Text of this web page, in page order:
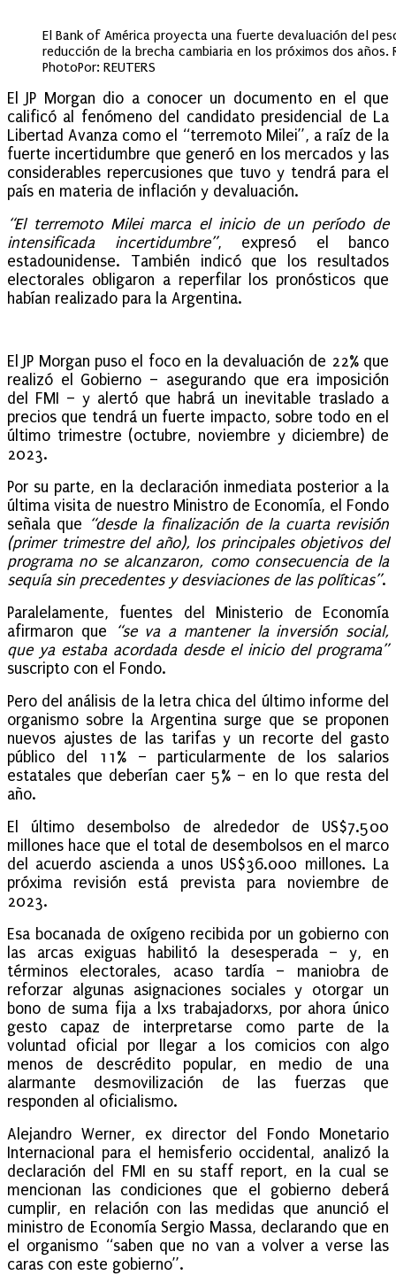
El Bank of América proyecta una fuerte devaluación del
reducción de la brecha cambiaria en los próximos dos años.
PhotoPor: REUTERS
El JP Morgan dio a conocer un documento en el que
calificó al fenómeno del candidato presidencial de La
Libertad Avanza como el “terremoto Milei”, a raíz de la
fuerte incertidumbre que generó en los mercados y las
considerables repercusiones que tuvo y tendrá para el
país en materia de inflación y devaluación.
“El terremoto Milei marca el inicio de un período de
intensificada incertidumbre”, expresó el banco
estadounidense. También indicó que los resultados
electorales obligaron a reperfilar los pronósticos que
habían realizado para la Argentina.
El JP Morgan puso el foco en la devaluación de 22% que
realizó el Gobierno – asegurando que era imposición
del FMI – y alertó que habrá un inevitable traslado a
precios que tendrá un fuerte impacto, sobre todo en el
último trimestre (octubre, noviembre y diciembre) de
2023.
Por su parte, en la declaración inmediata posterior a la
última visita de nuestro Ministro de Economía, el Fondo
señala que “desde la finalización de la cuarta revisión
(primer trimestre del año), los principales objetivos del
programa no se alcanzaron, como consecuencia de la
sequía sin precedentes y desviaciones de las políticas”.
Paralelamente, fuentes del Ministerio de Economía
afirmaron que
“se va a mantener la inversión social,
que ya estaba acordada desde el inicio del programa”
suscripto con el Fondo.
Pero del análisis de la letra chica del último informe del
organismo sobre la Argentina surge que se proponen
nuevos ajustes de las tarifas y un recorte del gasto
público del 11% – particularmente de los salarios
estatales que deberían caer 5% – en lo que resta del
año.
El último desembolso de alrededor de US$7.500
millones hace que el total de desembolsos en el marco
del acuerdo ascienda a unos US$36.000 millones. La
próxima revisión está prevista para noviembre de
2023.
Esa bocanada de oxígeno recibida por un gobierno con
las arcas exiguas habilitó la desesperada – y, en
términos electorales, acaso tardía – maniobra de
reforzar algunas asignaciones sociales y otorgar un
bono de suma fija a lxs trabajadorxs, por ahora único
gesto capaz de interpretarse como parte de la
voluntad oficial por llegar a los comicios con algo
menos de descrédito popular, en medio de una
alarmante desmovilización de las fuerzas que
responden al oficialismo.
Alejandro Werner, ex director del Fondo Monetario
Internacional para el hemisferio occidental, analizó la
declaración del FMI en su staff report, en la cual se
mencionan las condiciones que el gobierno deberá
cumplir, en relación con las medidas que anunció el
ministro de Economía Sergio Massa, declarando que en
el organismo “saben que no van a volver a verse las
caras con este gobierno”.